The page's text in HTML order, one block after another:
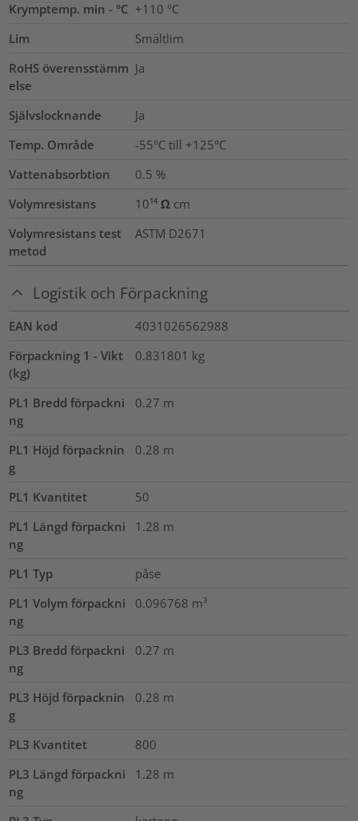
Krymptemp. min - °C +110 °C
Lim
Smältlim
RoHS överensstämm
else
Ja
Självslocknande
Ja
Temp. Område
-55°C till +125°C
Vattenabsorbtion
0.5 %
Volymresistans
10¹⁴ Ω cm
Volymresistans test
metod
ASTM D2671
Logistik och Förpackning
EAN kod
4031026562988
Förpackning 1 - Vikt
(kg)
0.831801 kg
PL1 Bredd förpackni
ng
0.27 m
PL1 Höjd förpacknin
g
0.28 m
PL1 Kvantitet
50
PL1 Längd förpackni
ng
1.28 m
PL1 Typ
påse
PL1 Volym förpackni
ng
0.096768 m³
PL3 Bredd förpackni
ng
0.27 m
PL3 Höjd förpacknin
g
0.28 m
PL3 Kvantitet
800
PL3 Längd förpackni
ng
1.28 m